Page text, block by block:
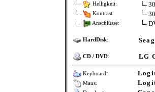
Helligkeit:
Kontrast:
Anschlüsse:
HardDisk:
CD / DVD: LG
Keyboard:
Maus: